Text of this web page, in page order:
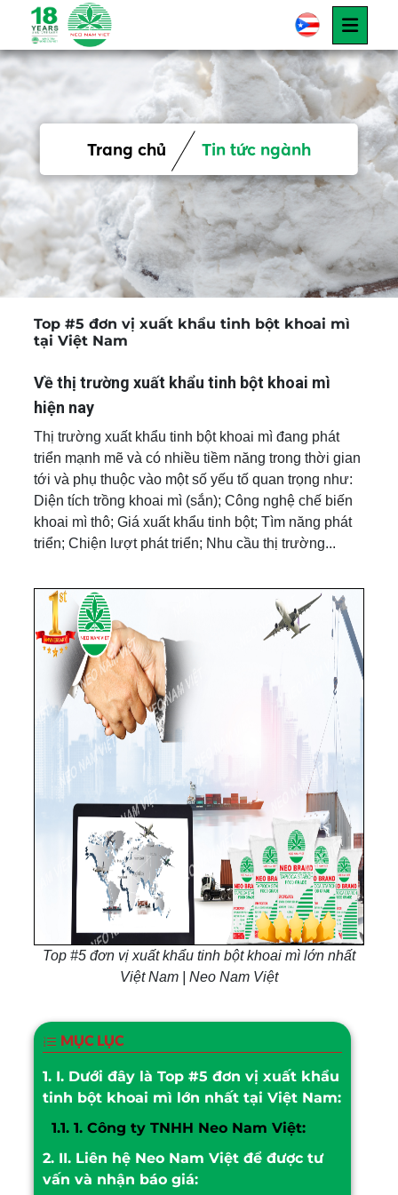
Trang chủ Tin tức ngành
Top #5 đơn vị xuất khẩu tinh bột khoai mì
tại Việt Nam
Về thị trường xuất khẩu tinh bột khoai mì
hiện nay
Thị trường xuất khẩu tinh bột khoai mì đang phát
triển mạnh mẽ và có nhiều tiềm năng trong thời gian
tới và phụ thuộc vào một số yếu tố quan trọng như:
Diện tích trồng khoai mì (sắn); Công nghệ chế biến
khoai mì thô; Giá xuất khẩu tinh bột; Tìm năng phát
triển; Chiện lượt phát triển; Nhu cầu thị trường...
Top #5 đơn vị xuất khẩu tinh bột khoai mì lớn nhất
Việt Nam | Neo Nam Việt
MỤC LỤC
1. I. Dưới đây là Top #5 đơn vị xuất khẩu
tinh bột khoai mì lớn nhất tại Việt Nam:
1.1. 1. Công ty TNHH Neo Nam Việt:
2. II. Liên hệ Neo Nam Việt để được tư
vấn và nhận báo giá: